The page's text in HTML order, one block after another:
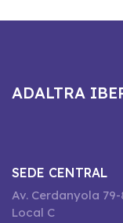
ADALTRA
SEDE CENTRAL
Av. Cerdanyola 79-
Local C